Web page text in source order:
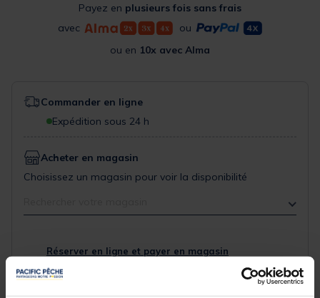
Payez en plusieurs fois sans frais
avec
ou
ou en 10x avec Alma
Commander en ligne
Expédition sous 24 h
Acheter en magasin
Choisissez un magasin pour voir la disponibilité
Réserver en ligne et payer en magasin